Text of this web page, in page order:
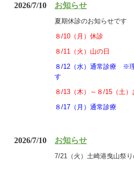
2026/7/10 お知らせ
夏期休診のお知らせです
８/10（月）休診
８/11（火）山の日
８/12（水）通常診療 ※
す
８/13（木）～８/15（土
８/17（月）通常診療
2026/7/10 お知らせ
7/21（火）土崎港曳山祭